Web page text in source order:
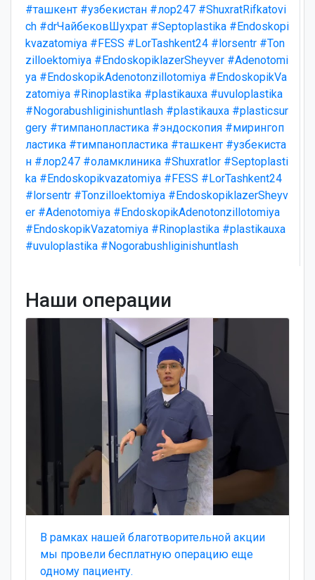
#ташкент #узбекистан #лор247 #ShuxratRifkatovi
ch #drЧайбековШухрат #Septoplastika #Endoskopi
kvazatomiya #FESS #LorTashkent24 #lorsentr #Ton
zilloektomiya #EndoskopiklazerSheyver #Adenotomi
ya #EndoskopikAdenotonzillotomiya #EndoskopikVa
zatomiya #Rinoplastika #plastikauxa #uvuloplastika
#Nogorabushliginishuntlash #plastikauxa #plasticsur
gery #тимпанопластика #эндоскопия #мирингоп
ластика #тимпанопластика #ташкент #узбекиста
н #лор247 #оламклиника #Shuxratlor #Septoplasti
ka #Endoskopikvazatomiya #FESS #LorTashkent24
#lorsentr #Tonzilloektomiya #EndoskopiklazerSheyv
er #Adenotomiya #EndoskopikAdenotonzillotomiya
#EndoskopikVazatomiya #Rinoplastika #plastikauxa
#uvuloplastika #Nogorabushliginishuntlash
Наши операции
В рамках нашей благотворительной акции
мы провели бесплатную операцию еще
одному пациенту.